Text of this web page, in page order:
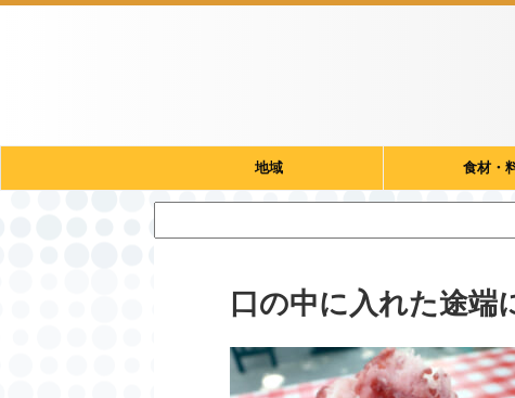
地域 食材・
口の中に入れた途端